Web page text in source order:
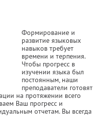
Формирование и
развитие языковых
навыков требует
времени и терпения.
Чтобы прогресс в
изучении языка был
постоянным, наши
преподаватели готовят
на протяжении всего
Ваш прогресс и
отчетам. Вы всегда